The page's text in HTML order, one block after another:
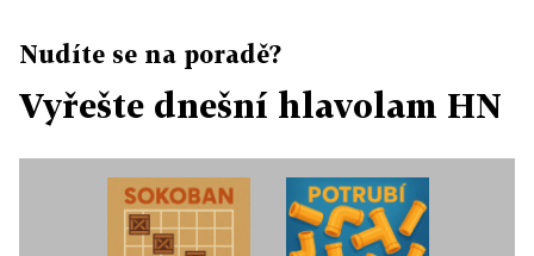
Nudíte se na poradě?
Vyřešte dnešní hlavolam HN